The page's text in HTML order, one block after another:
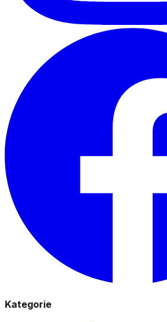
Kategorie